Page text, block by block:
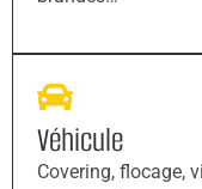
Véhicule
Covering, flocage,